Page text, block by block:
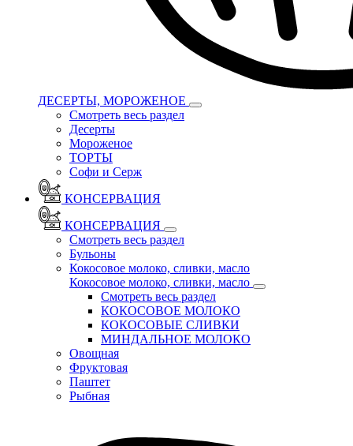
ДЕСЕРТЫ, МОРОЖЕНОЕ
Смотреть весь раздел
Десерты
Мороженое
ТОРТЫ
Софи и Серж
КОНСЕРВАЦИЯ
КОНСЕРВАЦИЯ
Смотреть весь раздел
Бульоны
Кокосовое молоко, сливки, масло
Кокосовое молоко, сливки, масло
Смотреть весь раздел
КОКОСОВОЕ МОЛОКО
КОКОСОВЫЕ СЛИВКИ
МИНДАЛЬНОЕ МОЛОКО
Овощная
Фруктовая
Паштет
Рыбная